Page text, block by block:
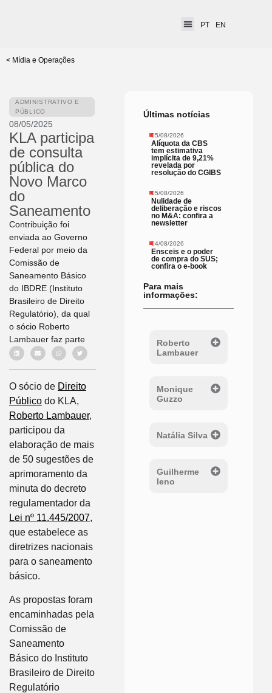
PT EN
< Mídia e Operações
ADMINISTRATIVO E
PÚBLICO
08/05/2025
KLA participa
de consulta
pública do
Novo Marco
do
Saneamento
Contribuição foi
enviada ao Governo
Federal por meio da
Comissão de
Saneamento Básico
do IBDRE (Instituto
Brasileiro de Direito
Regulatório), da qual
o sócio Roberto
Lambauer faz parte
O sócio de Direito
Público do KLA,
Roberto Lambauer,
participou da
elaboração de mais
de 50 sugestões de
aprimoramento da
minuta do decreto
regulamentador da
Lei nº 11.445/2007,
que estabelece as
diretrizes nacionais
para o saneamento
básico.
As propostas foram
encaminhadas pela
Comissão de
Saneamento
Básico do Instituto
Brasileiro de Direito
Regulatório
Últimas notícias
05/08/2026
Alíquota da CBS
tem estimativa
implícita de 9,21%
revelada por
resolução do CGIBS
05/08/2026
Nulidade de
deliberação e riscos
no M&A: confira a
newsletter
04/08/2026
Ensceis e o poder
de compra do SUS;
confira o e-book
Para mais
informações:
Roberto
Lambauer
Monique
Guzzo
Natália Silva
Guilherme
Ieno